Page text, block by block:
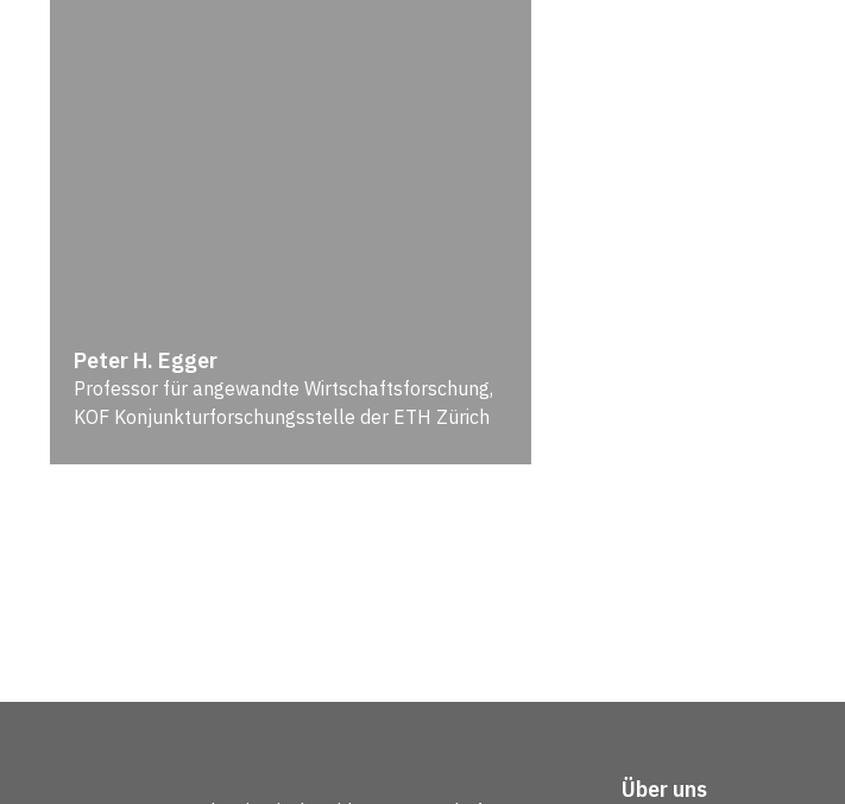
Peter H. Egger
Professor für angewandte Wirtschaftsforschung,
KOF Konjunkturforschungsstelle der ETH Zürich
Über uns